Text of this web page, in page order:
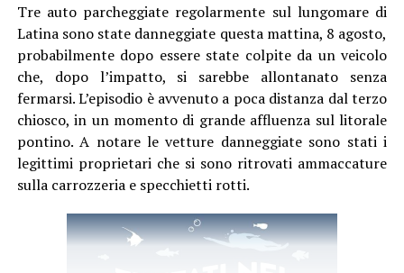
Tre auto parcheggiate regolarmente sul lungomare di
Latina sono state danneggiate questa mattina, 8 agosto,
probabilmente dopo essere state colpite da un veicolo
che, dopo l’impatto, si sarebbe allontanato senza
fermarsi. L’episodio è avvenuto a poca distanza dal terzo
chiosco, in un momento di grande affluenza sul litorale
pontino. A notare le vetture danneggiate sono stati i
legittimi proprietari che si sono ritrovati ammaccature
sulla carrozzeria e specchietti rotti.